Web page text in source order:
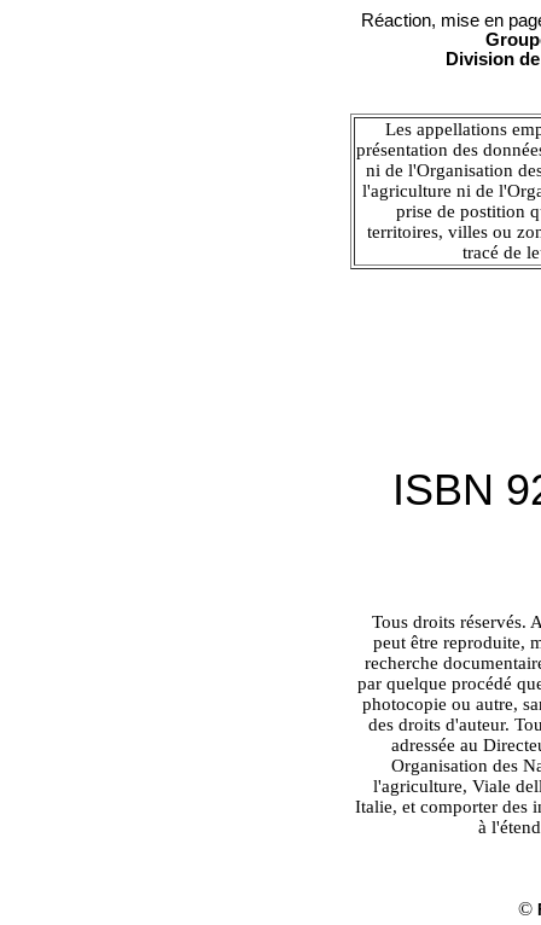
Réaction, mise en
Division
Les appellations
présentation des
ni de l'Organisation
l'agriculture ni de
prise de postition
territoires, villes ou
tracé de
ISBN
Tous droits réservés.
peut être reproduite,
recherche
par quelque procédé
photocopie ou autre,
des droits d'auteur.
adressée au
Organisation des
l'agriculture, Viale
Italie, et comporter des
à
©